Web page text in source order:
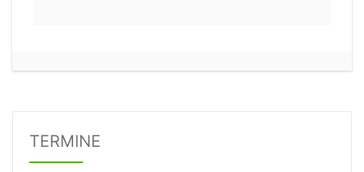
TERMINE
20.08.2026 14:00 Uhr